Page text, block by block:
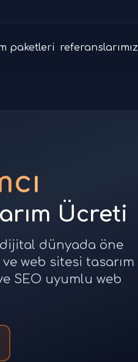
paketleri referanslarımız
Ücreti
dijital dünyada öne
web sitesi tasarım
SEO uyumlu web